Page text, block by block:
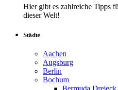
Hier gibt es zahlreiche Tipps
dieser Welt!
Städte
Aachen
Augsburg
Berlin
Bochum
Bermuda Dreieck